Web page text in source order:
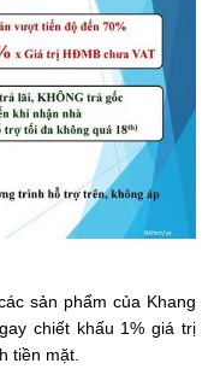
sản phẩm của Khang
chiết khấu 1% giá trị
tiền mặt.